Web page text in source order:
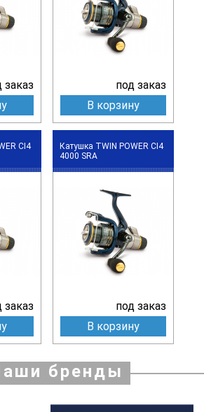
заказ
под заказ
В корзину
CI4
заказ
Катушка TWIN POWER CI4
4000 SRA
под заказ
В корзину
бренды